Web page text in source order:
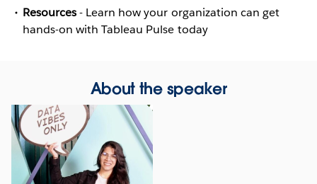
Resources- Learn how your organization can get
hands-on with Tableau Pulse today
About the speaker